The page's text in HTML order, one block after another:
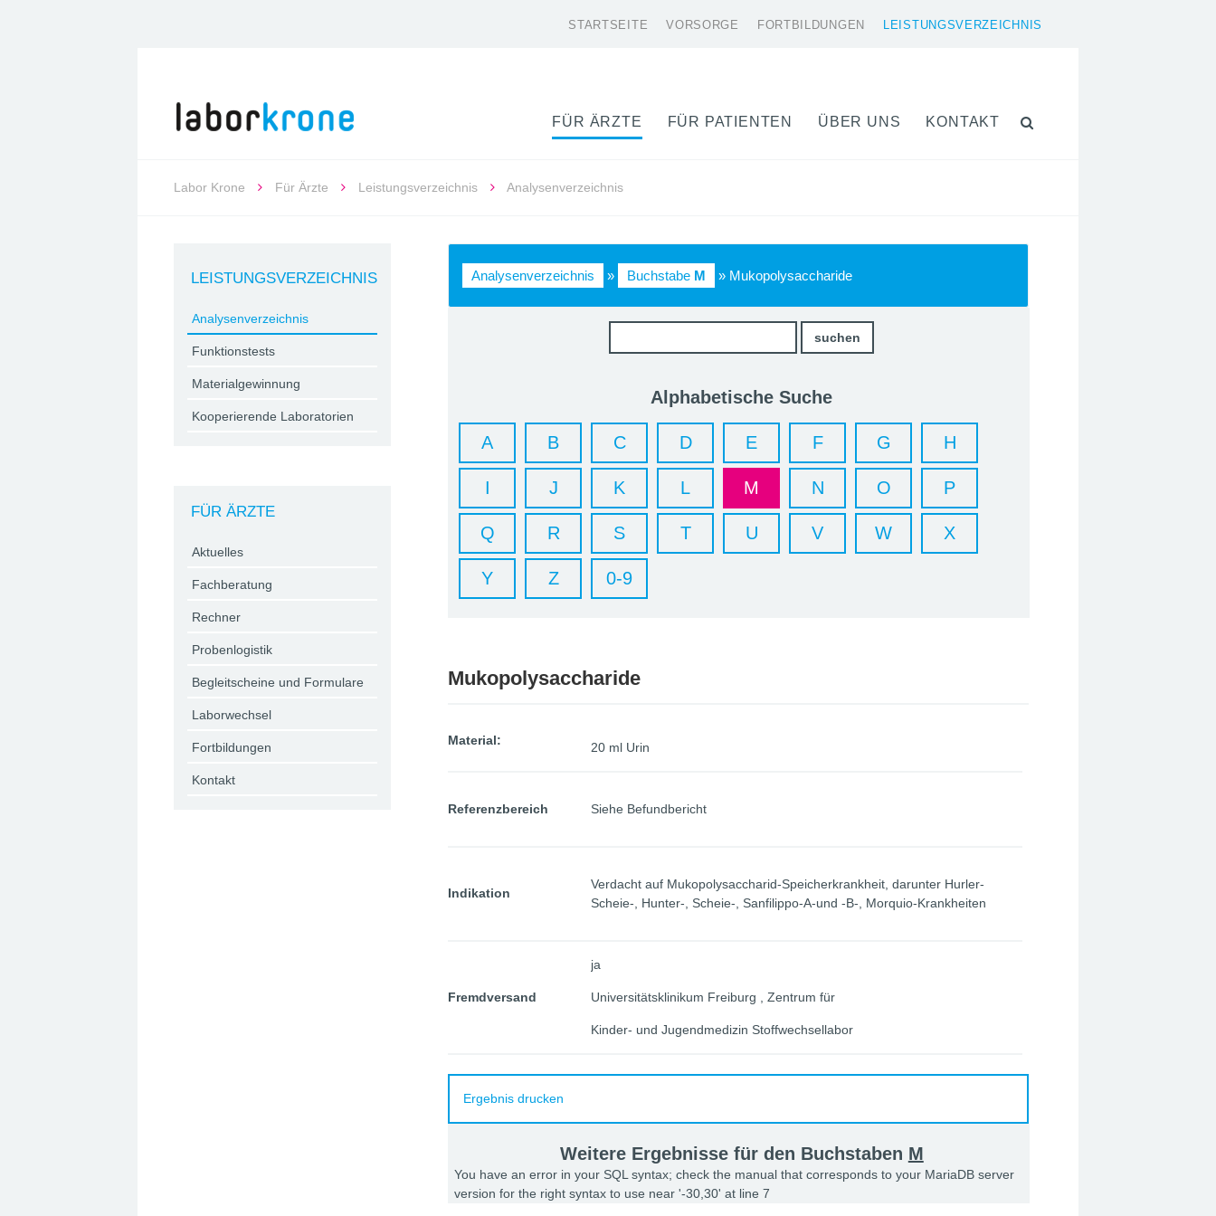
STARTSEITE VORSORGE FORTBILDUNGEN LEISTUNGSVERZEICHNIS
FÜR ÄRZTE FÜR PATIENTEN ÜBER UNS KONTAKT
Labor Krone Für Ärzte Leistungsverzeichnis Analysenverzeichnis
Analysenverzeichnis » Buchstabe M » Mukopolysaccharide
Alphabetische Suche
A B C D E F G H
I J K L M N O P
Q R S T U V W X
Y Z 0-9
Mukopolysaccharide
Material: 20 ml Urin
Referenzbereich Siehe Befundbericht
Indikation
Verdacht auf Mukopolysaccharid-Speicherkrankheit, darunter Hurler-
Scheie-, Hunter-, Scheie-, Sanfilippo-A-und -B-, Morquio-Krankheiten
Fremdversand
ja
Universitätsklinikum Freiburg , Zentrum für
Kinder- und Jugendmedizin Stoffwechsellabor
Ergebnis drucken
Weitere Ergebnisse für den Buchstaben M
You have an error in your SQL syntax; check the manual that corresponds to your MariaDB server
version for the right syntax to use near '-30,30' at line 7
LEISTUNGSVERZEICHNIS
Analysenverzeichnis
Funktionstests
Materialgewinnung
Kooperierende Laboratorien
FÜR ÄRZTE
Aktuelles
Fachberatung
Rechner
Probenlogistik
Begleitscheine und Formulare
Laborwechsel
Fortbildungen
Kontakt